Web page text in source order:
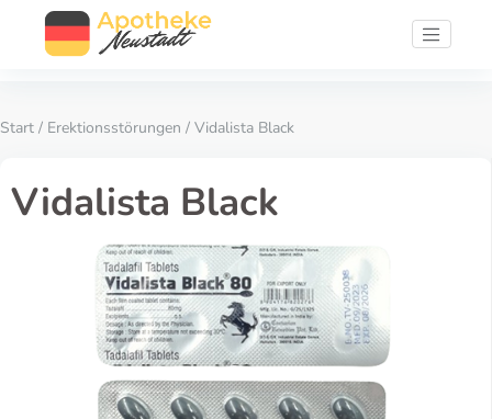
Start / Erektionsstörungen / Vidalista Black
Vidalista Black